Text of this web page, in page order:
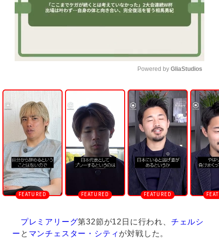
U
n
m
u
t
e
Powered by GliaStudios
プレミアリーグ第32節が12日に行われ、 チェルシ
ー と マンチェスター・シティ が対戦した。